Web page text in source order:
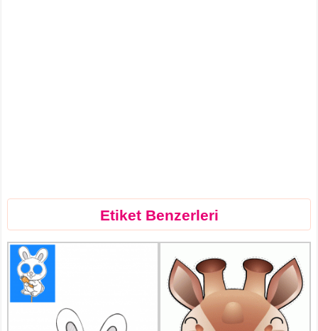
Etiket Benzerleri